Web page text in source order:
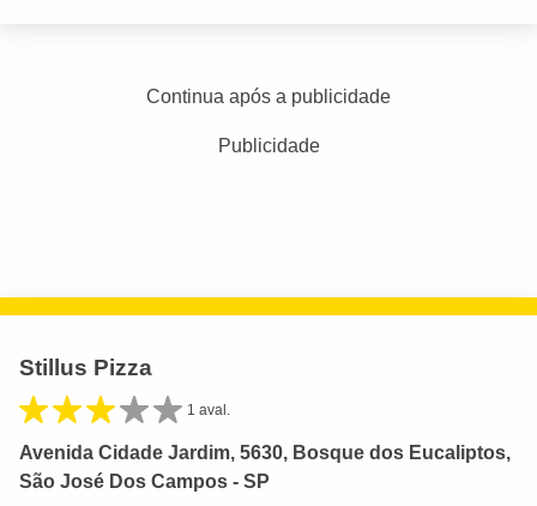
Continua após a publicidade
Publicidade
Stillus Pizza
1 aval.
Avenida Cidade Jardim, 5630, Bosque dos Eucaliptos,
São José Dos Campos - SP